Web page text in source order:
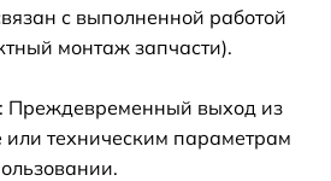
с выполненной работой
монтаж запчасти).
Преждевременный выход из
или техническим параметрам